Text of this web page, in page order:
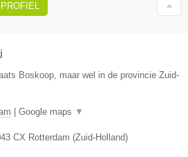
Boskoop, maar wel in de provincie Zuid-
Google maps ▼
CX Rotterdam (Zuid-Holland)